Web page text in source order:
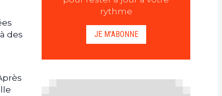
des
rythme
JE M'ABONNE